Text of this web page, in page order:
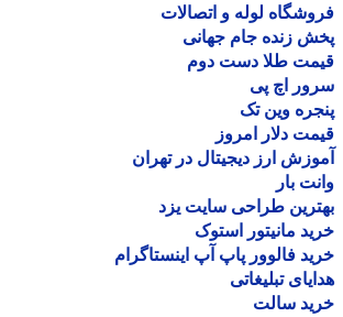
لوله و اتصالات
زنده جام جهانی
طلا دست دوم
اچ پی
وین تک
دلار امروز
ارز دیجیتال در تهران
بار
طراحی سایت یزد
مانیتور استوک
فالوور پاپ آپ اینستاگرام
تبلیغاتی
سالت